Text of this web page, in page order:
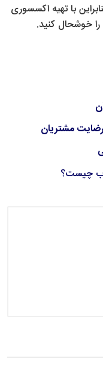
با تهیه اکسسوری‌
را خوشحال کنید.
مشتریان
چیست؟